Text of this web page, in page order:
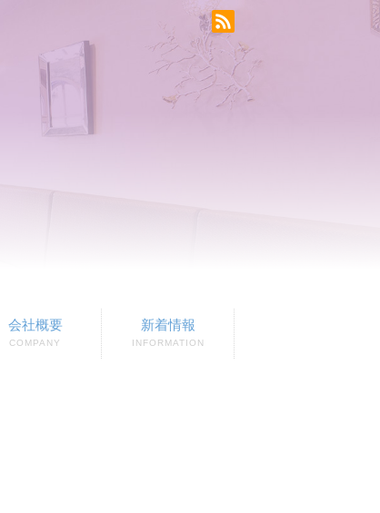
会社概要
COMPANY
新着情報
INFORMATION